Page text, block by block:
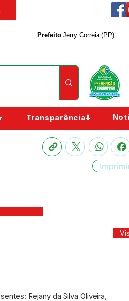
Prefeito Jerry Correia (PP)
Transparência⬇️
Rejany da Silva Oliveira,